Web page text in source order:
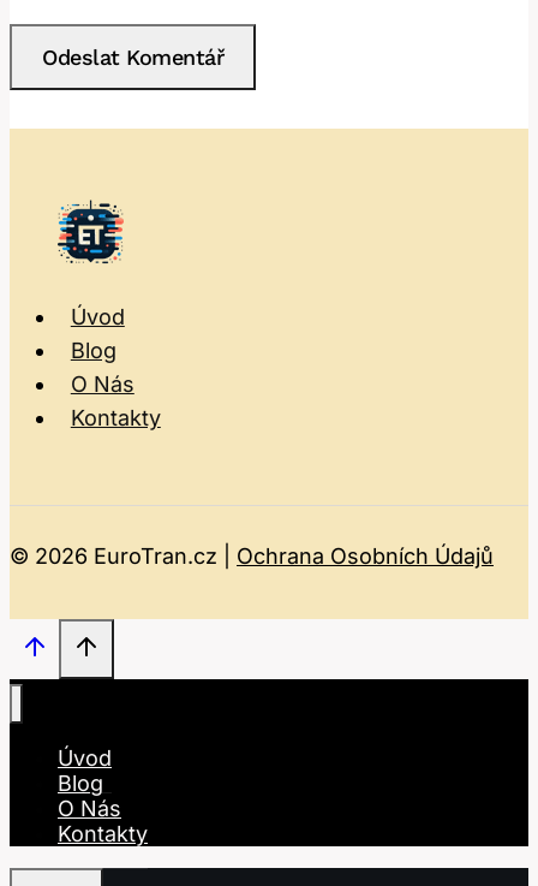
Úvod
Blog
O Nás
Kontakty
© 2026 EuroTran.cz | Ochrana Osobních Údajů
Úvod
Blog
O Nás
Kontakty